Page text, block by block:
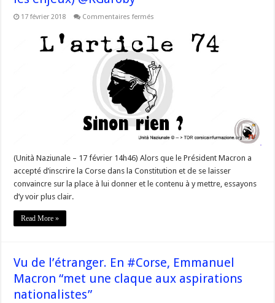
17 février 2018 Commentaires fermés
dans
la
constitution
:
74,
article
démocratique! »
(afin
de
bien
comprendre
les
enjeux)
(Unità Naziunale – 17 février 14h46) Alors que le Président Macron a
accepté d’inscrire la Corse dans la Constitution et de se laisser
convaincre sur la place à lui donner et le contenu à y mettre, essayons
d’y voir plus clair.
Read More »
Vu de l’étranger. En #Corse, Emmanuel
Macron “met une claque aux aspirations
nationalistes”